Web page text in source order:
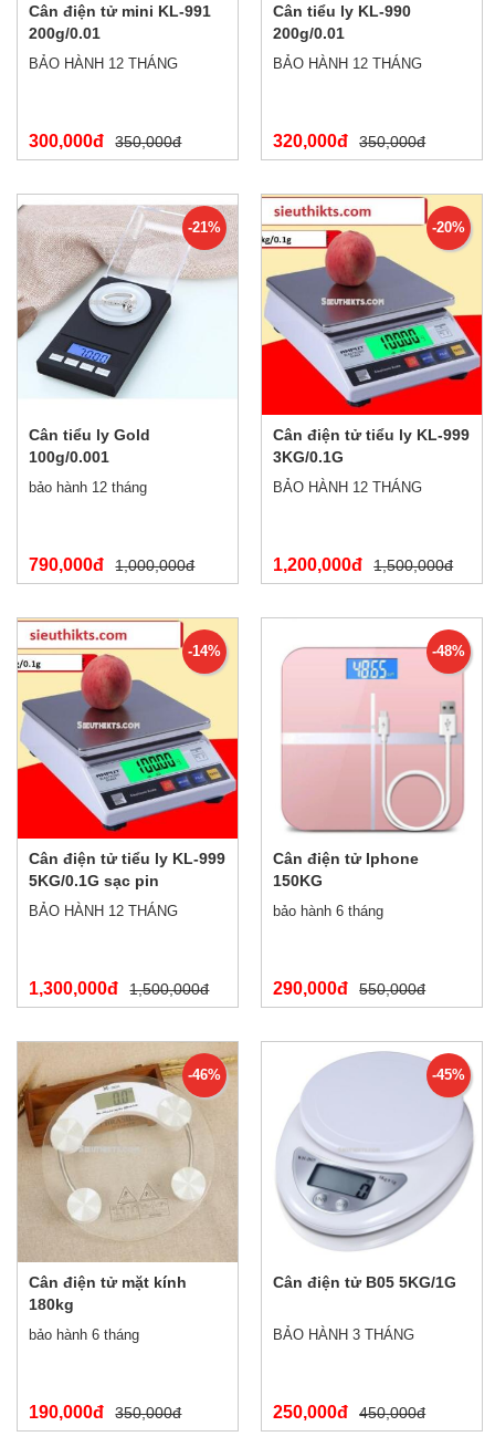
Cân điện tử mini KL-991
200g/0.01
BẢO HÀNH 12 THÁNG
300,000đ 350,000đ
Cân tiểu ly KL-990
200g/0.01
BẢO HÀNH 12 THÁNG
320,000đ 350,000đ
-21%
Cân tiểu ly Gold
100g/0.001
bảo hành 12 tháng
790,000đ 1,000,000đ
-20%
Cân điện tử tiểu ly KL-999
3KG/0.1G
BẢO HÀNH 12 THÁNG
1,200,000đ 1,500,000đ
-14%
Cân điện tử tiểu ly KL-999
5KG/0.1G sạc pin
BẢO HÀNH 12 THÁNG
1,300,000đ 1,500,000đ
-48%
Cân điện tử Iphone
150KG
bảo hành 6 tháng
290,000đ 550,000đ
-46%
Cân điện tử mặt kính
180kg
bảo hành 6 tháng
190,000đ 350,000đ
-45%
Cân điện tử B05 5KG/1G
BẢO HÀNH 3 THÁNG
250,000đ 450,000đ